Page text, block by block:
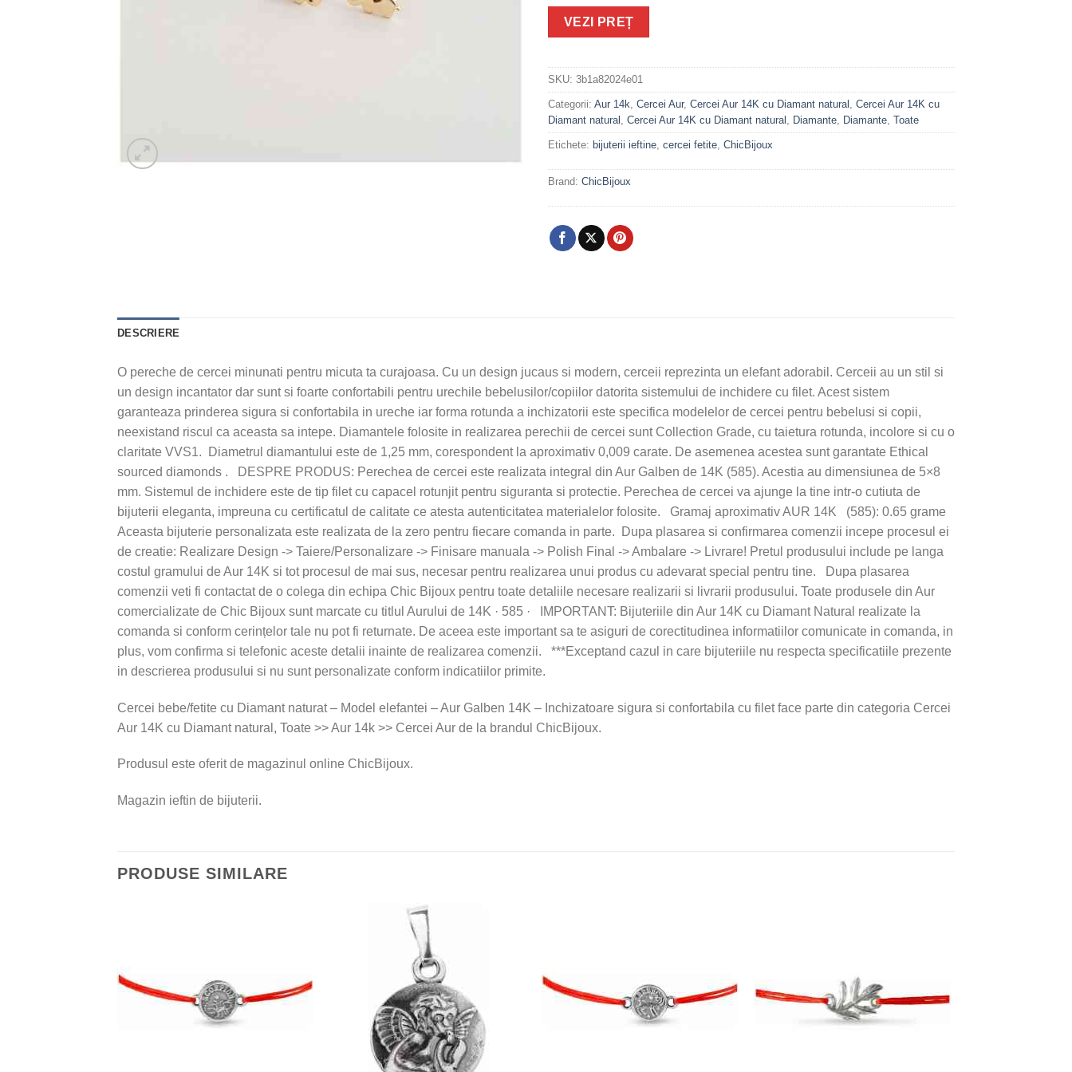
VEZI PREȚ
SKU: 3b1a82024e01
Categorii: Aur 14k Cercei Aur, Cercei Aur 14K cu Diamant natural
Cercei Aur 14K cu
Diamant natural
Cercei Aur 14K cu Diamant natural Diamante Diamante Toate
Etichete: bijuterii ieftine cercei fetite ChicBijoux
Brand: ChicBijoux
DESCRIERE
O pereche de cercei minunati pentru micuta ta curajoasa. Cu un design jucaus si modern, cerceii reprezinta un elefant adorabil. Cerceii au un stil si
un design incantator dar sunt si foarte confortabili pentru urechile bebelusilor/copiilor datorita sistemului de inchidere cu filet. Acest sistem
garanteaza prinderea sigura si confortabila in ureche iar forma rotunda a inchizatorii este specifica modelelor de cercei pentru bebelusi si copii,
neexistand riscul ca aceasta sa intepe. Diamantele folosite in realizarea perechii de cercei sunt Collection Grade, cu taietura rotunda, incolore si cu o
claritate VVS1. Diametrul diamantului este de 1,25 mm, corespondent la aproximativ 0,009 carate. De asemenea acestea sunt garantate Ethical
sourced diamonds . DESPRE PRODUS: Perechea de cercei este realizata integral din Aur Galben de 14K (585). Acestia au dimensiunea de 5×8
mm. Sistemul de inchidere este de tip filet cu capacel rotunjit pentru siguranta si protectie. Perechea de cercei va ajunge la tine intr-o cutiuta de
bijuterii eleganta, impreuna cu certificatul de calitate ce atesta autenticitatea materialelor folosite. Gramaj aproximativ AUR 14K (585): 0.65 grame
Aceasta bijuterie personalizata este realizata de la zero pentru fiecare comanda in parte. Dupa plasarea si confirmarea comenzii incepe procesul ei
de creatie: Realizare Design -> Taiere/Personalizare -> Finisare manuala -> Polish Final -> Ambalare -> Livrare! Pretul produsului include pe langa
costul gramului de Aur 14K si tot procesul de mai sus, necesar pentru realizarea unui produs cu adevarat special pentru tine. Dupa plasarea
comenzii veti fi contactat de o colega din echipa Chic Bijoux pentru toate detaliile necesare realizarii si livrarii produsului. Toate produsele din Aur
comercializate de Chic Bijoux sunt marcate cu titlul Aurului de 14K · 585 · IMPORTANT: Bijuteriile din Aur 14K cu Diamant Natural realizate la
comanda si conform cerințelor tale nu pot fi returnate. De aceea este important sa te asiguri de corectitudinea informatiilor comunicate in comanda, in
plus, vom confirma si telefonic aceste detalii inainte de realizarea comenzii. ***Exceptand cazul in care bijuteriile nu respecta specificatiile prezente
in descrierea produsului si nu sunt personalizate conform indicatiilor primite.
Cercei bebe/fetite cu Diamant naturat – Model elefantei – Aur Galben 14K – Inchizatoare sigura si confortabila cu filet face parte din categoria Cercei
Aur 14K cu Diamant natural, Toate >> Aur 14k >> Cercei Aur de la brandul ChicBijoux.
Produsul este oferit de magazinul online ChicBijoux.
Magazin ieftin de bijuterii.
PRODUSE SIMILARE